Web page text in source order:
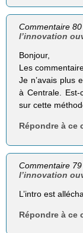
Commentaire
l’innovation
Bonjour,
Les
Je n’avais plus
à Centrale. Est-
sur cette
Répondre à ce
Commentaire
l’innovation
L’intro est
Répondre à ce